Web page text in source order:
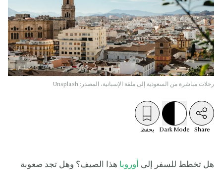
رحلات مباشرة من السعودية إلى ملقة الإسبانية، المصدر: Unsplash
Share
Dark Mode يحفظ
هل تخطط للسفر إلى أوروبا هذا الصيف؟ وهل تجد صعوبة